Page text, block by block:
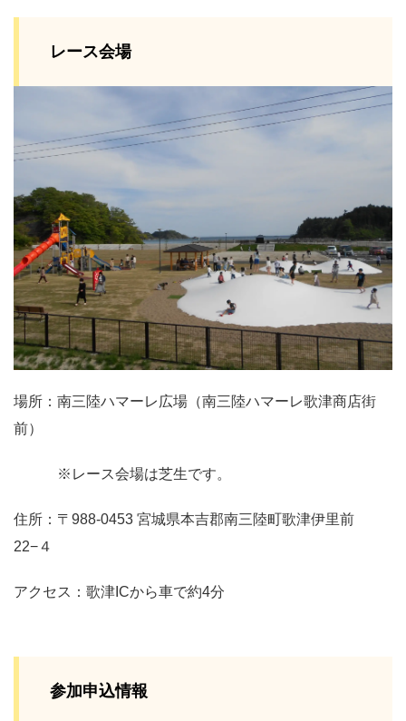
レース会場
場所：南三陸ハマーレ広場（南三陸ハマーレ歌津商店街
前）
※レース会場は芝生です。
住所：〒988-0453 宮城県本吉郡南三陸町歌津伊里前
22−４
アクセス：歌津ICから車で約4分
参加申込情報